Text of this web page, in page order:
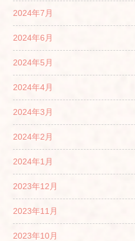
2024年7月
2024年6月
2024年5月
2024年4月
2024年3月
2024年2月
2024年1月
2023年12月
2023年11月
2023年10月